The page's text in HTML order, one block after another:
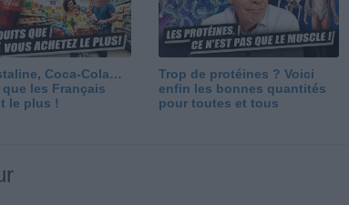
Coca-Cola…
les Français
le plus !
Trop de protéines ? Voici
enfin les bonnes quantités
pour toutes et tous